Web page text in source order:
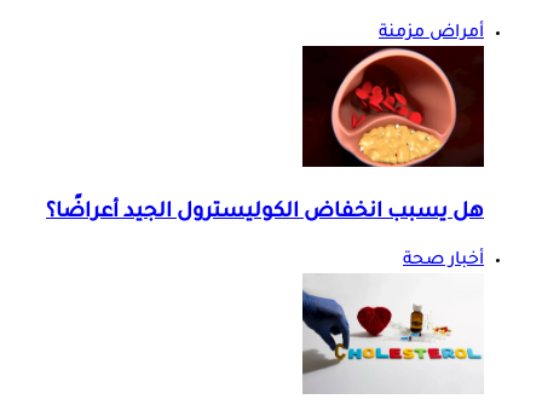
أمراض مزمنة
هل يسبب انخفاض الكوليسترول الجيد أعراضًا؟
أخبار صحة